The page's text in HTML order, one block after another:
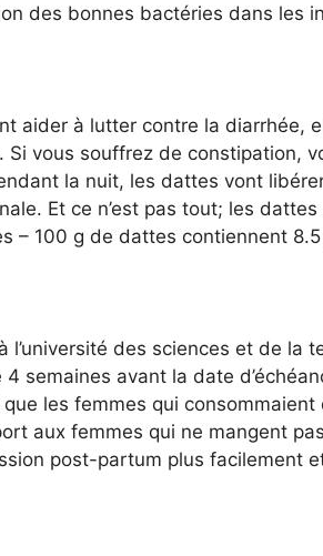
des bonnes bactéries dans les
aider à lutter contre la diarrhée,
Si vous souffrez de constipation,
la nuit, les dattes vont
Et ce n’est pas tout; les
– 100 g de dattes contiennent
l’université des sciences et de la
semaines avant la date
que les femmes qui
aux femmes qui ne mangent
post-partum plus facilement